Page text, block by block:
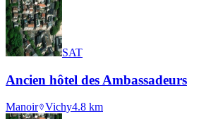
SAT
Ancien hôtel des Ambassadeurs
Manoir Vichy4.8 km